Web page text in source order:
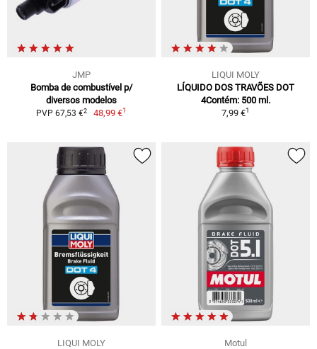
JMP
Bomba de combustível p/
diversos modelos
PVP 67,53 €2 48,99 €1
LIQUI MOLY
LÍQUIDO DOS TRAVÕES DOT
4Contém: 500 ml.
7,99 €1
LIQUI MOLY
Motul